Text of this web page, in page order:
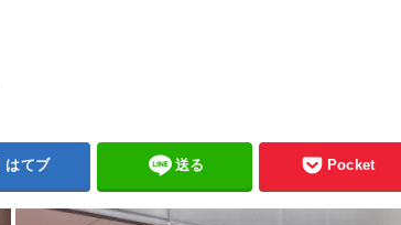
はてブ 送る Pocket